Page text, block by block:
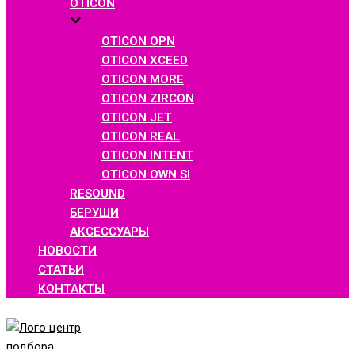
OTICON
OTICON OPN
OTICON XCEED
OTICON MORE
OTICON ZIRCON
OTICON JET
OTICON REAL
OTICON INTENT
OTICON OWN SI
RESOUND
БЕРУШИ
АКСЕССУАРЫ
НОВОСТИ
СТАТЬИ
КОНТАКТЫ